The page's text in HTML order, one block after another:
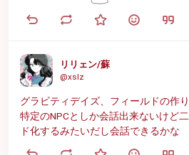
リリェン/蘇
@xslz
グラビティデイズ、フィールドの作
特定のNPCとしか会話出来ないけど
ド化するみたいだし会話できるかな